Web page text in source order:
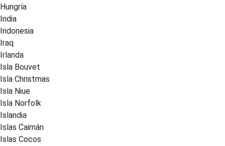
Hungría
India
Indonesia
Iraq
Irlanda
Isla Bouvet
Isla Christmas
Isla Niue
Isla Norfolk
Islandia
Islas Caimán
Islas Cocos